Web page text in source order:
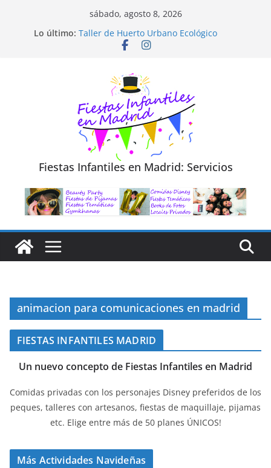
sábado, agosto 8, 2026
Lo último: Taller de Huerto Urbano Ecológico
TALLER FOTOGRAFÍA LA NATURALEZA
Diseño de Moda y Reciclaje de Prendas
Fiestas Infantiles en Madrid: Servicios
animacion para comunicaciones en madrid
FIESTAS INFANTILES MADRID
Un nuevo concepto de Fiestas Infantiles en Madrid
Comidas privadas con los personajes Disney preferidos de los
peques, talleres con artesanos, fiestas de maquillaje, pijamas
etc. Elige entre más de 50 planes ÚNICOS!
Más Actividades Navideñas